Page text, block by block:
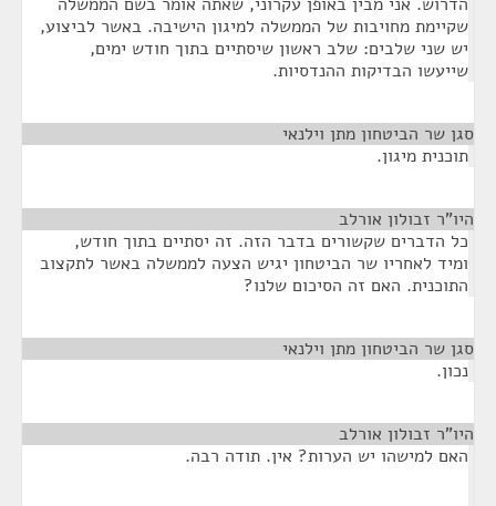
שקיימת מחויבות של הממשלה למיגון הישיבה. באשר לביצוע,
יש שני שלבים: שלב ראשון שיסתיים בתוך חודש ימים,
שייעשו הבדיקות ההנדסיות.
סגן שר הביטחון מתן וילנאי
תוכנית מיגון.
היו"ר זבולון אורלב
כל הדברים שקשורים בדבר הזה. זה יסתיים בתוך חודש,
ומיד לאחריו שר הביטחון יגיש הצעה לממשלה באשר לתקצוב
התוכנית. האם זה הסיכום שלנו?
סגן שר הביטחון מתן וילנאי
נכון.
היו"ר זבולון אורלב
האם למישהו יש הערות? אין. תודה רבה.